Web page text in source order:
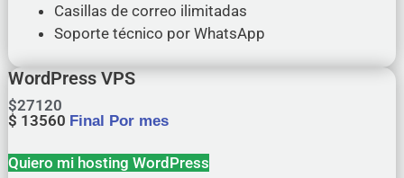
Casillas de correo ilimitadas
Soporte técnico por WhatsApp
WordPress VPS
$27120
$ 13560 Final Por mes
Quiero mi hosting WordPress